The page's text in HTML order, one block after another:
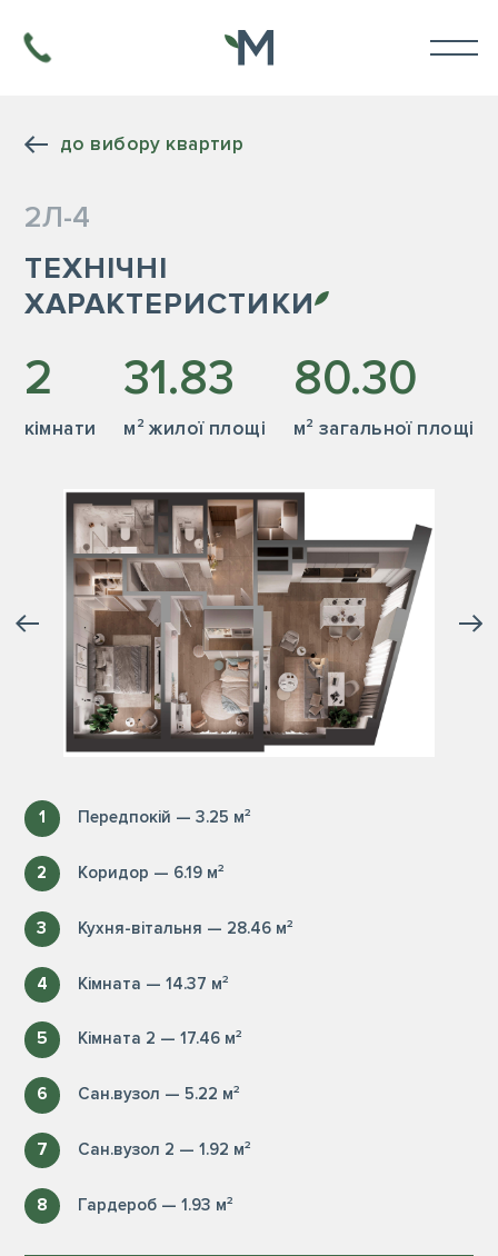
до вибору квартир
2Л-4
ТЕХНІЧНІ
ХАРАКТЕРИСТИКИ
2
кiмнати
31.83
м² жилої площі
80.30
м² загальної площі
1 Передпокій — 3.25 м²
2 Коридор — 6.19 м²
3 Кухня-вітальня — 28.46 м²
4 Кімната — 14.37 м²
5 Кімната 2 — 17.46 м²
6 Сан.вузол — 5.22 м²
7 Сан.вузол 2 — 1.92 м²
8 Гардероб — 1.93 м²